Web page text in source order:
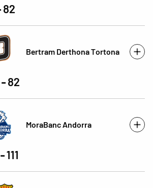
82
Bertram Derthona Tortona
82
MoraBanc Andorra
111